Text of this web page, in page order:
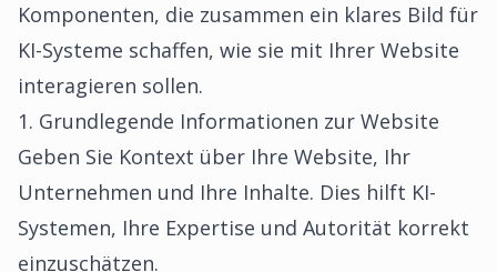
Komponenten, die zusammen ein klares Bild für
KI-Systeme schaffen, wie sie mit Ihrer Website
interagieren sollen.
1. Grundlegende Informationen zur Website
Geben Sie Kontext über Ihre Website, Ihr
Unternehmen und Ihre Inhalte. Dies hilft KI-
Systemen, Ihre Expertise und Autorität korrekt
einzuschätzen.